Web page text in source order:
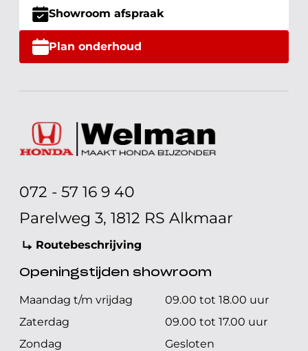
Showroom afspraak
Plan onderhoud
072 - 57 16 9 40
Parelweg 3, 1812 RS Alkmaar
Routebeschrijving
Openingstijden showroom
Maandag t/m vrijdag
09.00 tot 18.00 uur
Zaterdag
09.00 tot 17.00 uur
Zondag
Gesloten